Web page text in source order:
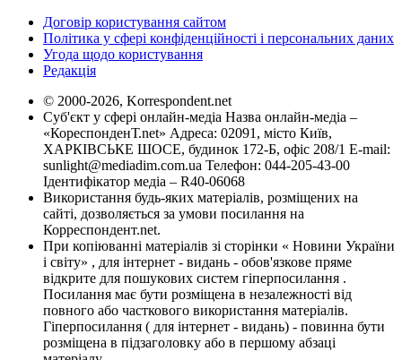
Договір користування сайтом
Політика у сфері конфіденційності і персональних даних
Угода щодо користування
Редакція
© 2000-2026, Korrespondent.net
Суб'єкт у сфері онлайн-медіа Назва онлайн-медіа –
«КореспонденТ.net» Адреса: 02091, місто Київ,
ХАРКІВСЬКЕ ШОСЕ, будинок 172-Б, офіс 208/1 E-mail:
sunlight@mediadim.com.ua Телефон: 044-205-43-00
Ідентифікатор медіа – R40-06068
Використання будь-яких матеріалів, розміщених на
сайті, дозволяється за умови посилання на
Корреспондент.net.
При копіюванні матеріалів зі сторінки « Новини України
і світу» , для інтернет - видань - обов'язкове пряме
відкрите для пошукових систем гіперпосилання .
Посилання має бути розміщена в незалежності від
повного або часткового використання матеріалів.
Гіперпосилання ( для інтернет - видань) - повинна бути
розміщена в підзаголовку або в першому абзаці